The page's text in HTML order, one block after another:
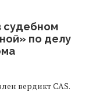
судебном
по делу
вердикт CAS.